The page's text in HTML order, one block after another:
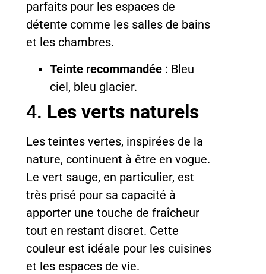
parfaits pour les espaces de
détente comme les salles de bains
et les chambres.
Teinte recommandée: Bleu
ciel, bleu glacier.
4. Les verts naturels
Les teintes vertes, inspirées de la
nature, continuent à être en vogue.
Le vert sauge, en particulier, est
très prisé pour sa capacité à
apporter une touche de fraîcheur
tout en restant discret. Cette
couleur est idéale pour les cuisines
et les espaces de vie.